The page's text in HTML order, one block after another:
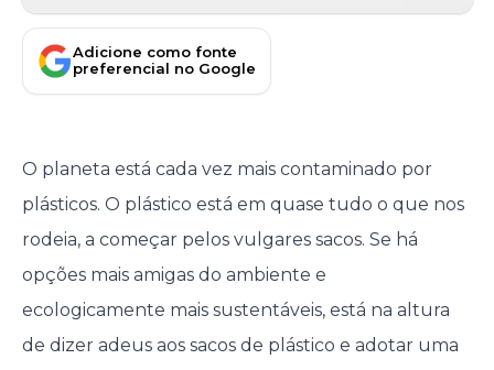
Adicione como fonte
preferencial no Google
O planeta está cada vez mais contaminado por
plásticos. O plástico está em quase tudo o que nos
rodeia, a começar pelos vulgares sacos. Se há
opções mais amigas do ambiente e
ecologicamente mais sustentáveis, está na altura
de dizer adeus aos sacos de plástico e adotar uma